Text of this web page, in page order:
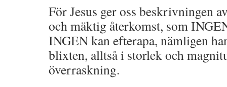
För Jesus ger oss beskrivningen
och mäktig återkomst, som
INGEN kan efterapa, nämligen
blixten, alltså i storlek och
överraskning.